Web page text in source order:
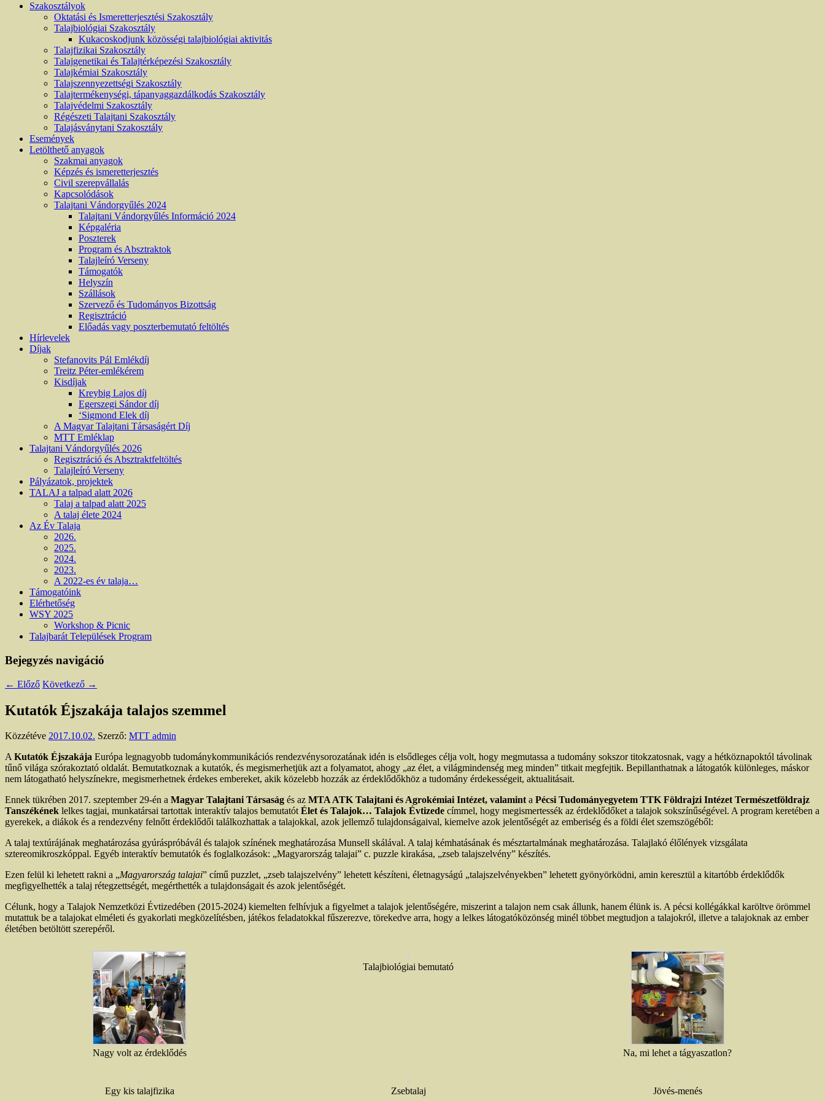
Szakosztályok
Oktatási és Ismeretterjesztési Szakosztály
Talajbiológiai Szakosztály
Kukacoskodjunk közösségi talajbiológiai aktivitás
Talajfizikai Szakosztály
Talajgenetikai és Talajtérképezési Szakosztály
Talajkémiai Szakosztály
Talajszennyezettségi Szakosztály
Talajtermékenységi, tápanyaggazdálkodás Szakosztály
Talajvédelmi Szakosztály
Régészeti Talajtani Szakosztály
Talajásványtani Szakosztály
Események
Letölthető anyagok
Szakmai anyagok
Képzés és ismeretterjesztés
Civil szerepvállalás
Kapcsolódások
Talajtani Vándorgyűlés 2024
Talajtani Vándorgyűlés Információ 2024
Képgaléria
Poszterek
Program és Absztraktok
Talajleíró Verseny
Támogatók
Helyszín
Szállások
Szervező és Tudományos Bizottság
Regisztráció
Előadás vagy poszterbemutató feltöltés
Hírlevelek
Díjak
Stefanovits Pál Emlékdíj
Treitz Péter-emlékérem
Kisdíjak
Kreybig Lajos díj
Egerszegi Sándor díj
‘Sigmond Elek díj
A Magyar Talajtani Társaságért Díj
MTT Emléklap
Talajtani Vándorgyűlés 2026
Regisztráció és Absztraktfeltöltés
Talajleíró Verseny
Pályázatok, projektek
TALAJ a talpad alatt 2026
Talaj a talpad alatt 2025
A talaj élete 2024
Az Év Talaja
2026.
2025.
2024.
2023.
A 2022-es év talaja…
Támogatóink
Elérhetőség
WSY 2025
Workshop & Picnic
Talajbarát Települések Program
Bejegyzés navigáció
← Előző Következő →
Kutatók Éjszakája talajos szemmel
Közzétéve 2017.10.02. Szerző: MTT admin
AKutatók Éjszakája Európa legnagyobb tudománykommunikációs rendezvénysorozatának idén is elsődleges célja volt, hogy megmutassa a tudomány sokszor titokzatosnak, vagy a hétköznapoktól távolinak
tűnő világa szórakoztató oldalát. Bemutatkoznak a kutatók, és megismerhetjük azt a folyamatot, ahogy „az élet, a világmindenség meg minden” titkait megfejtik. Bepillanthatnak a látogatók különleges, máskor
nem látogatható helyszínekre, megismerhetnek érdekes embereket, akik közelebb hozzák az érdeklődőkhöz a tudomány érdekességeit, aktualitásait.
Ennek tükrében 2017. szeptember 29-én a Magyar Talajtani Társaság és az MTA ATK Talajtani és Agrokémiai Intézet, valaminta Pécsi Tudományegyetem TTK Földrajzi Intézet Természetföldrajz
Tanszékének lelkes tagjai, munkatársai tartottak interaktív talajos bemutatótÉlet és Talajok… Talajok Évtizede címmel, hogy megismertessék az érdeklődőket a talajok sokszínűségével. A program keretében a
gyerekek, a diákok és a rendezvény felnőtt érdeklődői találkozhattak a talajokkal, azok jellemző tulajdonságaival, kiemelve azok jelentőségét az emberiség és a földi élet szemszögéből:
A talaj textúrájának meghatározása gyúráspróbávál és talajok színének meghatározása Munsell skálával. A talaj kémhatásának és mésztartalmának meghatározása. Talajlakó élőlények vizsgálata
sztereomikroszkóppal. Egyéb interaktív bemutatók és foglalkozások: „Magyarország talajai” c. puzzle kirakása, „zseb talajszelvény” készítés.
Ezen felül ki lehetett rakni a „Magyarország talajai” című puzzlet, „zseb talajszelvény” lehetett készíteni, életnagyságú „talajszelvényekben” lehetett gyönyörködni, amin keresztül a kitartóbb érdeklődők
megfigyelhették a talaj rétegzettségét, megérthették a tulajdonságait és azok jelentőségét.
Célunk, hogy a Talajok Nemzetközi Évtizedében (2015-2024) kiemelten felhívjuk a figyelmet a talajok jelentőségére, miszerint a talajon nem csak állunk, hanem élünk is. A pécsi kollégákkal karöltve örömmel
mutattuk be a talajokat elméleti és gyakorlati megközelítésben, játékos feladatokkal fűszerezve, törekedve arra, hogy a lelkes látogatóközönség minél többet megtudjon a talajokról, illetve a talajoknak az ember
életében betöltött szerepéről.
Nagy volt az érdeklődés
Talajbiológiai bemutató
Na, mi lehet a tágyaszatlon?
Egy kis talajfizika Zsebtalaj Jövés-menés